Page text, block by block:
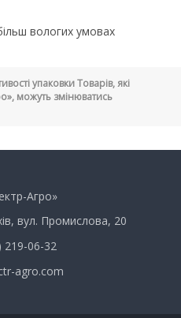
вологих умовах
упаковки Товарів, які
можуть змінюватись
Агро»
вул. Промислова, 20
219-06-32
agro.com